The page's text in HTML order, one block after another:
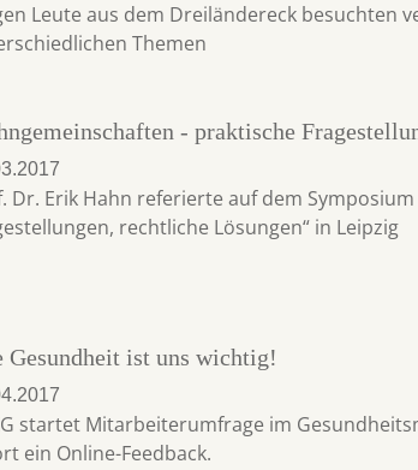
Leute aus dem Dreiländereck besuchten
Themen
- praktische
Dr. Erik Hahn referierte auf dem
rechtliche Lösungen“ in Leipzig
Gesundheit ist uns wichtig!
startet Mitarbeiterumfrage im
ein Online-Feedback.